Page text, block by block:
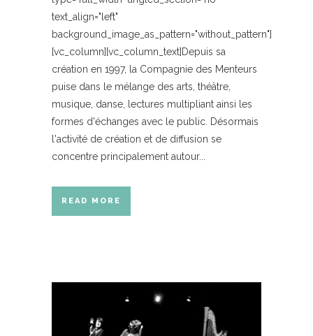
text_align="left"
background_image_as_pattern="without_pattern"]
[vc_column][vc_column_text]Depuis sa
création en 1997, la Compagnie des Menteurs
puise dans le mélange des arts, théâtre,
musique, danse, lectures multipliant ainsi les
formes d'échanges avec le public. Désormais
l'activité de création et de diffusion se
concentre principalement autour...
READ MORE